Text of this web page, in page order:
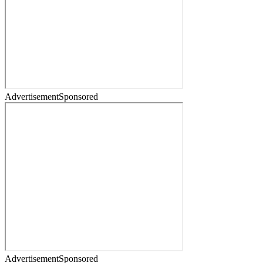
AdvertisementSponsored
AdvertisementSponsored